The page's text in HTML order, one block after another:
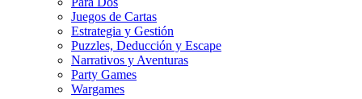
Juegos de Cartas
Estrategia y Gestión
Puzzles, Deducción y Escape
Narrativos y Aventuras
Party Games
Wargames